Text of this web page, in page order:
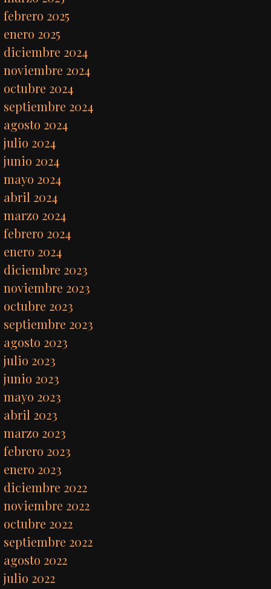
febrero 2025
enero 2025
diciembre 2024
noviembre 2024
octubre 2024
septiembre 2024
agosto 2024
julio 2024
junio 2024
mayo 2024
abril 2024
marzo 2024
febrero 2024
enero 2024
diciembre 2023
noviembre 2023
octubre 2023
septiembre 2023
agosto 2023
julio 2023
junio 2023
mayo 2023
abril 2023
marzo 2023
febrero 2023
enero 2023
diciembre 2022
noviembre 2022
octubre 2022
septiembre 2022
agosto 2022
julio 2022